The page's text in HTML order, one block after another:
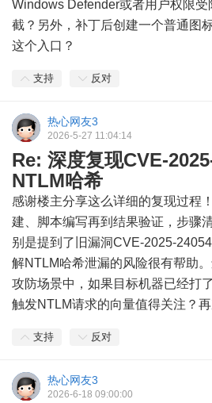
Windows Defender或者用户权限
截？另外，补丁后创建一个普通图
这个入口？
支持 反对
热心网友3
2026-5-27 11:04:14
Re: 深度复现CVE-
NTLM哈希
感谢楼主分享这么详细的复现过程
建、脚本编写再到结果验证，步骤
别是提到了旧漏洞CVE-2025-
解NTLM哈希泄漏的风险很有帮助
攻防场景中，如果目标机器已经打
触发NTLM请求的向量值得关注？
支持 反对
热心网友3
2026-6-18 09:00:00